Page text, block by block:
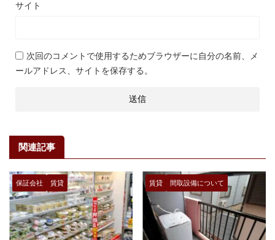
サイト
次回のコメントで使用するためブラウザーに自分の名前、メ
ールアドレス、サイトを保存する。
関連記事
保証会社 賃貸 賃貸 間取設備について